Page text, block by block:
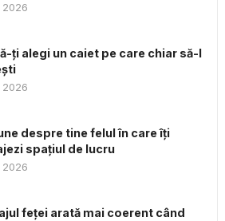
2026
ți alegi un caiet pe care chiar să-l
2026
despre tine felul în care îți
spațiul de lucru
2026
feței arată mai coerent când